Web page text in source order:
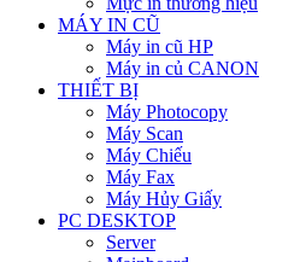
MÁY IN CŨ
Máy in cũ HP
Máy in củ CANON
THIẾT BỊ
Máy Photocopy
Máy Scan
Máy Chiếu
Máy Fax
Máy Hủy Giấy
PC DESKTOP
Server